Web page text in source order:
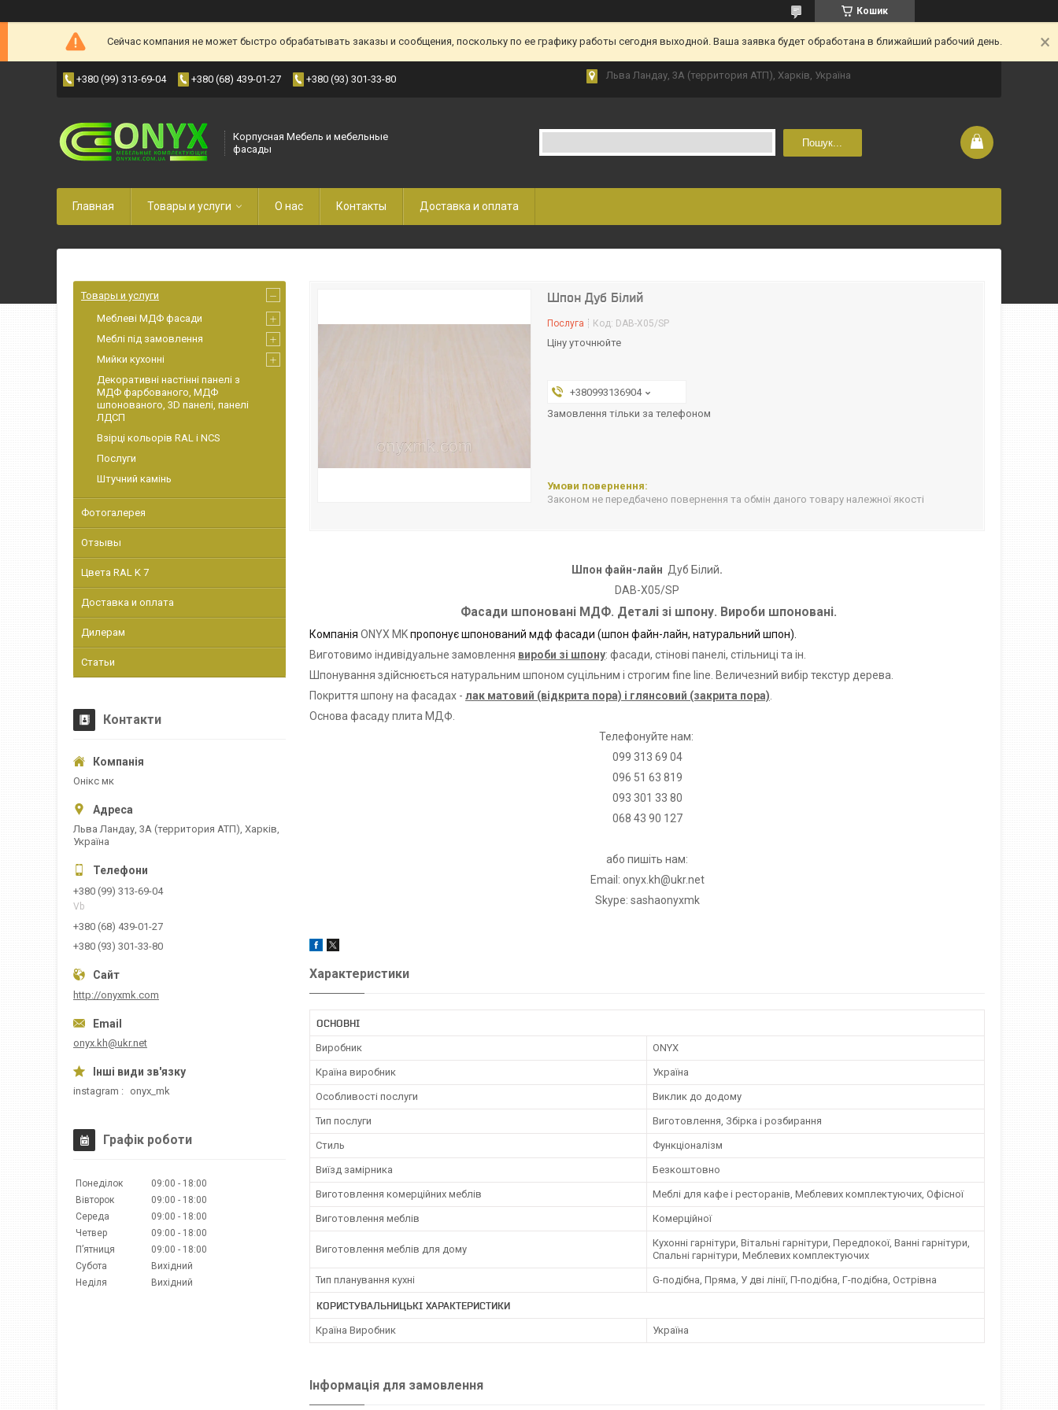
Кошик
Сейчас компания не может быстро обрабатывать заказы и сообщения, поскольку по ее графику работы сегодня выходной. Ваша заявка будет обработана в ближайший рабочий день.
+380 (99) 313-69-04 +380 (68) 439-01-27 +380 (93) 301-33-80 Льва Ландау, 3А (территория АТП), Харків, Україна
Корпусная Мебель и мебельные
фасады
Пошук...
Главная Товары и услуги О нас Контакты Доставка и оплата
Шпон Дуб Білий
Послуга Код: DAB-X05/SP
Ціну уточнюйте
+380993136904
Замовлення тільки за телефоном
Законом не передбачено повернення та обмін даного товару належної якості
Шпон файн-лайн Дуб Білий.
DAB-X05/SP
Фасади шпоновані МДФ. Деталі зі шпону. Вироби шпоновані.
Компанія ONYX MKпропонує шпонований мдф фасади (шпон файн-лайн, натуральний шпон).
Виготовимо індивідуальне замовлення вироби зі шпону: фасади, стінові панелі, стільниці та ін.
Шпонування здійснюється натуральним шпоном суцільним і строгим fine line. Величезний вибір текстур дерева.
Покриття шпону на фасадах - лак матовий (відкрита пора) і глянсовий (закрита пора)
Основа фасаду плита МД Ф.
Телефонуйте нам:
099 313 69 04
096 51 63 819
093 301 33 80
068 43 90 127
або пишіть нам:
Email: onyx.kh@ukr.net
Skype: sashaonyxmk
Характеристики
ОСНОВНІ
Виробник ONYX
Країна виробник Україна
Особливості послуги Виклик до додому
Тип послуги Виготовлення, Збірка і розбирання
Стиль Функціоналізм
Виїзд замірника Безкоштовно
Виготовлення комерційних меблів Меблі для кафе і ресторанів, Меблевих комплектуючих, Офісної
Виготовлення меблів Комерційної
Виготовлення меблів для дому
Кухонні гарнітури, Вітальні гарнітури, Передпокої, Ванні гарнітури,
Спальні гарнітури, Меблевих комплектуючих
Тип планування кухні G-подібна, Пряма, У дві лінії, П-подібна, Г-подібна, Острівна
КОРИСТУВАЛЬНИЦЬКІ ХАРАКТЕРИСТИКИ
Країна Виробник Україна
Інформація для замовлення
Товары и услуги
Меблеві МДФ фасади
Меблі під замовлення
Мийки кухонні
Декоративні настінні панелі з
МДФ фарбованого, МДФ
шпонованого, 3D панелі, панелі
ЛДСП
Взірці кольорів RAL і NCS
Послуги
Штучний камінь
Фотогалерея
Отзывы
Цвета RAL K 7
Доставка и оплата
Дилерам
Статьи
Контакти
Онікс мк
Льва Ландау, 3А (территория АТП), Харків,
Україна
+380 (99) 313-69-04
Vb
+380 (68) 439-01-27
+380 (93) 301-33-80
http://onyxmk.com
onyx.kh@ukr.net
instagram onyx_mk
Графік роботи
Понеділок 09:00
18:00
Вівторок
09:00
18:00
Середа
09:00
18:00
Четвер
09:00
18:00
Пʼятниця
09:00
18:00
Субота
Вихідний
Неділя
Вихідний